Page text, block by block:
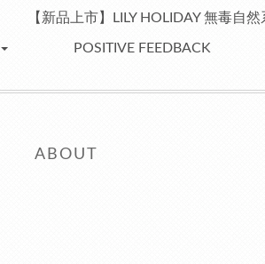
【新品上市】LILY HOLIDAY 無毒自
POSITIVE FEEDBACK
ABOUT